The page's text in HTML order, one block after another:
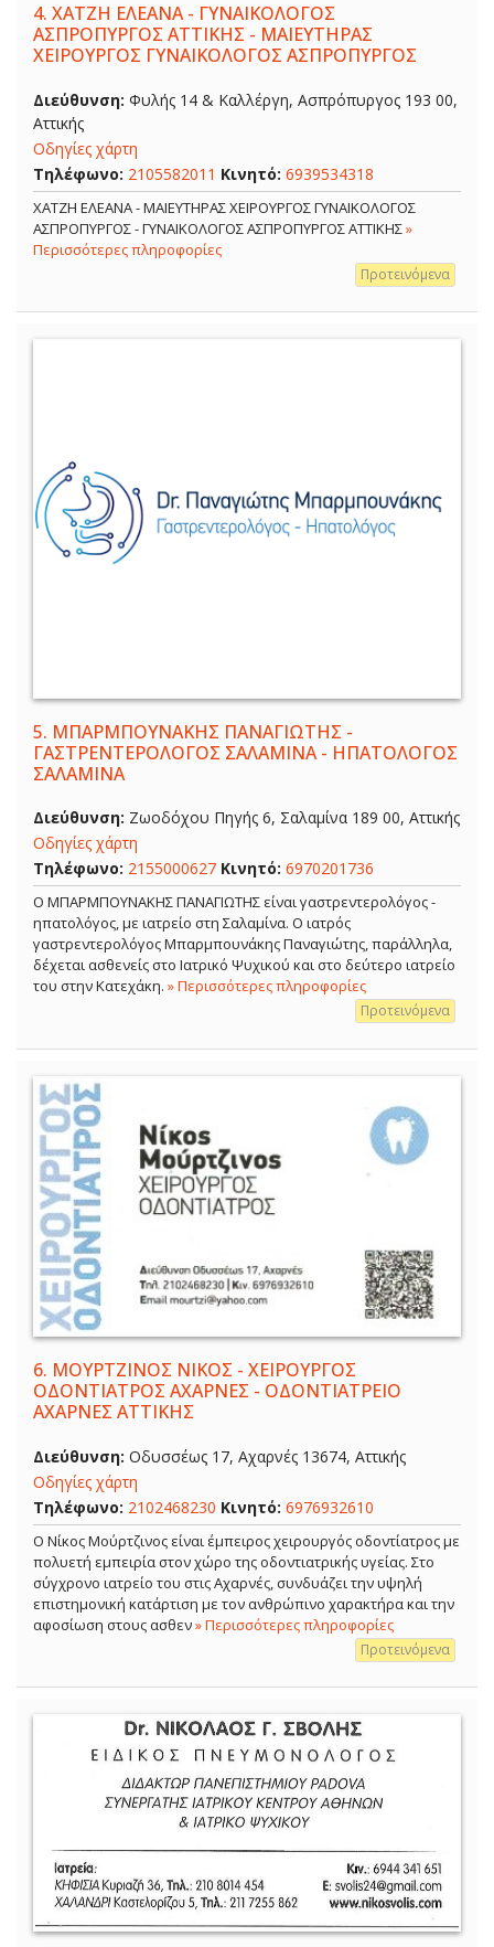
4. ΧΑΤΖΗ ΕΛΕΑΝΑ - ΓΥΝΑΙΚΟΛΟΓΟΣ
ΑΣΠΡΟΠΥΡΓΟΣ ΑΤΤΙΚΗΣ - ΜΑΙΕΥΤΗΡΑΣ
ΧΕΙΡΟΥΡΓΟΣ ΓΥΝΑΙΚΟΛΟΓΟΣ ΑΣΠΡΟΠΥΡΓΟΣ
Διεύθυνση: Φυλής 14 & Καλλέργη, Ασπρόπυργος 193 00,
Αττικής
Οδηγίες χάρτη
Τηλέφωνο: 2105582011 Κινητό: 6939534318
ΧΑΤΖΗ ΕΛΕΑΝΑ - ΜΑΙΕΥΤΗΡΑΣ ΧΕΙΡΟΥΡΓΟΣ ΓΥΝΑΙΚΟΛΟΓΟΣ
ΑΣΠΡΟΠΥΡΓΟΣ - ΓΥΝΑΙΚΟΛΟΓΟΣ ΑΣΠΡΟΠΥΡΓΟΣ ΑΤΤΙΚΗΣ»
Περισσότερες πληροφορίες
Προτεινόμενα
5. ΜΠΑΡΜΠΟΥΝΑΚΗΣ ΠΑΝΑΓΙΩΤΗΣ -
ΓΑΣΤΡΕΝΤΕΡΟΛΟΓΟΣ ΣΑΛΑΜΙΝΑ - ΗΠΑΤΟΛΟΓΟΣ
ΣΑΛΑΜΙΝΑ
Διεύθυνση: Ζωοδόχου Πηγής 6, Σαλαμίνα 189 00, Αττικής
Οδηγίες χάρτη
Τηλέφωνο: 2155000627 Κινητό: 6970201736
Ο ΜΠΑΡΜΠΟΥΝΑΚΗΣ ΠΑΝΑΓΙΩΤΗΣ είναι γαστρεντερολόγος -
ηπατολόγος, με ιατρείο στη Σαλαμίνα. Ο ιατρός
γαστρεντερολόγος Μπαρμπουνάκης Παναγιώτης, παράλληλα,
δέχεται ασθενείς στο Ιατρικό Ψυχικού και στο δεύτερο ιατρείο
του στην Κατεχάκη. » Περισσότερες πληροφορίες
Προτεινόμενα
6. ΜΟΥΡΤΖΙΝΟΣ ΝΙΚΟΣ - ΧΕΙΡΟΥΡΓΟΣ
ΟΔΟΝΤΙΑΤΡΟΣ ΑΧΑΡΝΕΣ - ΟΔΟΝΤΙΑΤΡΕΙΟ
ΑΧΑΡΝΕΣ ΑΤΤΙΚΗΣ
Διεύθυνση: Οδυσσέως 17, Αχαρνές 13674, Αττικής
Οδηγίες χάρτη
Τηλέφωνο: 2102468230 Κινητό: 6976932610
Ο Νίκος Μούρτζινος είναι έμπειρος χειρουργός οδοντίατρος με
πολυετή εμπειρία στον χώρο της οδοντιατρικής υγείας. Στο
σύγχρονο ιατρείο του στις Αχαρνές, συνδυάζει την υψηλή
επιστημονική κατάρτιση με τον ανθρώπινο χαρακτήρα και την
αφοσίωση στους ασθεν» Περισσότερες πληροφορίες
Προτεινόμενα